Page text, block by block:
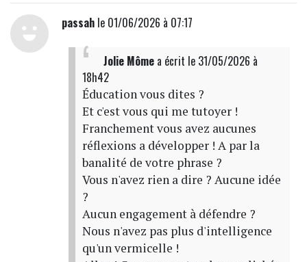
passahle 01/06/2026 à 07:17
Jolie Mômea écrit le 31/05/2026 à
18h42
Éducation vous dites ?
Et c'est vous qui me tutoyer !
Franchement vous avez aucunes
réflexions a développer ! A par la
banalité de votre phrase ?
Vous n'avez rien a dire ? Aucune idée
?
Aucun engagement à défendre ?
Nous n'avez pas plus d'intelligence
qu'un vermicelle !